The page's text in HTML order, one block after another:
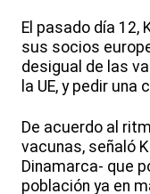
El pasado día 12,
sus socios
desigual de las
la UE, y pedir
De acuerdo al
vacunas, señaló
Dinamarca- que
población ya en